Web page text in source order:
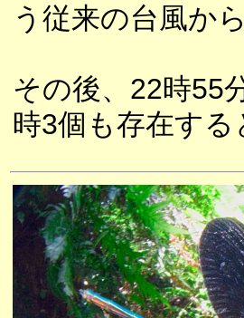
う従来の台風か
その後、22時55
時3個も存在す